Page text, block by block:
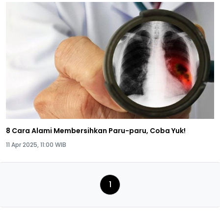
8 Cara Alami Membersihkan Paru-paru, Coba Yuk!
11 Apr 2025, 11:00 WIB
1